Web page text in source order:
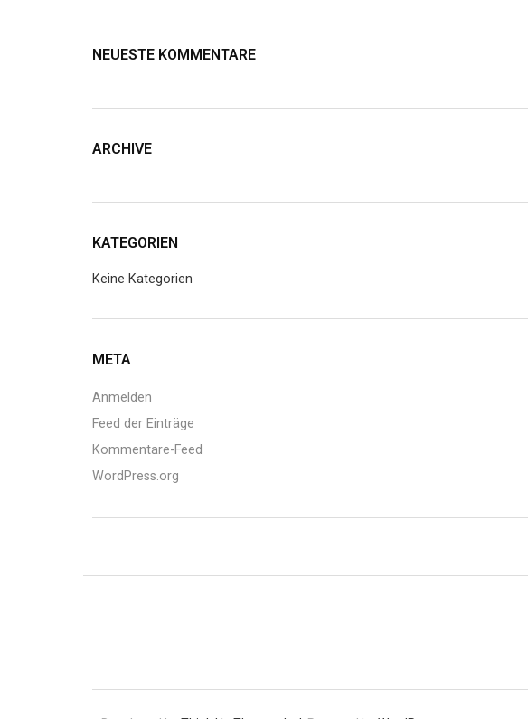
NEUESTE KOMMENTARE
ARCHIVE
KATEGORIEN
Keine Kategorien
META
Anmelden
Feed der Einträge
Kommentare-Feed
WordPress.org